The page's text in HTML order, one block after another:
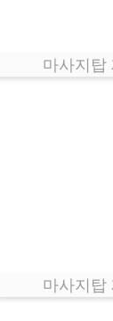
마사지탑
마사지탑